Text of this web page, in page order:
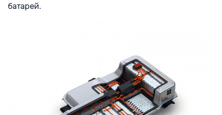
батарей.